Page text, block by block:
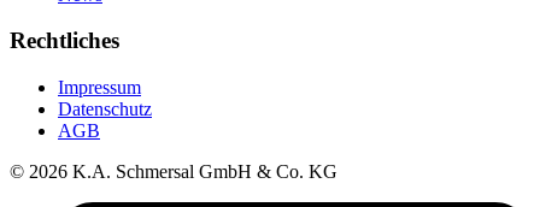
Rechtliches
Impressum
Datenschutz
AGB
© 2026 K.A. Schmersal GmbH & Co. KG